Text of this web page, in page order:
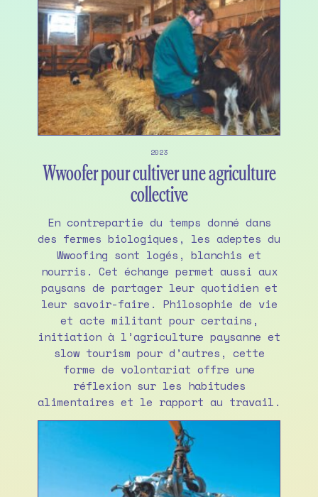
2023
Wwoofer pour cultiver une agriculture
collective
En contrepartie du temps donné dans
des fermes biologiques, les adeptes du
Wwoofing sont logés, blanchis et
nourris. Cet échange permet aussi aux
paysans de partager leur quotidien et
leur savoir-faire. Philosophie de vie
et acte militant pour certains,
initiation à l’agriculture paysanne et
slow tourism pour d’autres, cette
forme de volontariat offre une
réflexion sur les habitudes
alimentaires et le rapport au travail.